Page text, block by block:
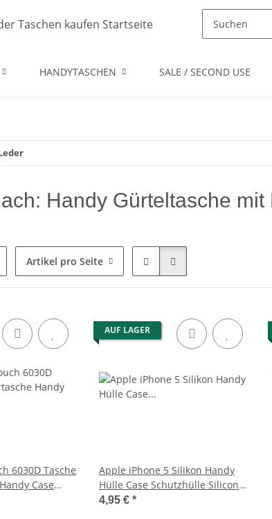
HANDYTASCHEN SALE / SECOND USE
Handy Gürteltasche
Artikel pro Seite
6030D Tasche
Case
AUF LAGER
Apple iPhone 5 Silikon Handy
Hülle Case Schutzhülle Silicon
Schwarz
4,95 € *